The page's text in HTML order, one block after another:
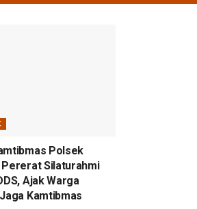
Polsek
Pererat Silaturahmi
Ajak Warga
Jaga Kamtibmas